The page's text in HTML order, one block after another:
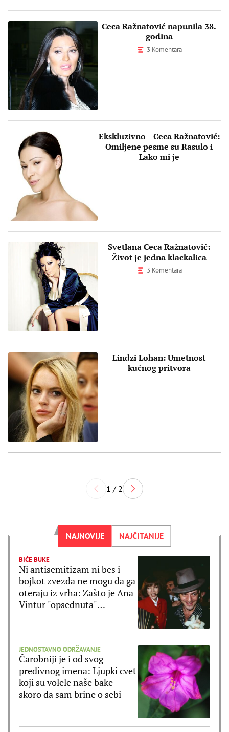
Ceca Ražnatović napunila 38.
godina
3 Komentara
Ekskluzivno - Ceca Ražnatović:
Omiljene pesme su Rasulo i
Lako mi je
Svetlana Ceca Ražnatović:
Život je jedna klackalica
3 Komentara
Lindzi Lohan: Umetnost
kućnog pritvora
1 / 2
NAJNOVIJE NAJČITANIJE
BIĆE BUKE
Ni antisemitizam ni bes i
bojkot zvezda ne mogu da ga
oteraju iz vrha: Zašto je Ana
Vintur "opsednuta"
JEDNOSTAVNO ODRŽAVANJE
Čarobniji je i od svog
predivnog imena: Ljupki cvet
koji su volele naše bake
skoro da sam brine o sebi